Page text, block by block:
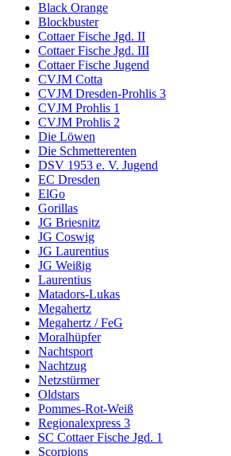
Black Orange
Blockbuster
Cottaer Fische Jgd. II
Cottaer Fische Jgd. III
Cottaer Fische Jugend
CVJM Cotta
CVJM Dresden-Prohlis 3
CVJM Prohlis 1
CVJM Prohlis 2
Die Löwen
Die Schmetterenten
DSV 1953 e. V. Jugend
EC Dresden
ElGo
Gorillas
JG Briesnitz
JG Coswig
JG Laurentius
JG Weißig
Laurentius
Matadors-Lukas
Megahertz
Megahertz / FeG
Moralhüpfer
Nachtsport
Nachtzug
Netzstürmer
Oldstars
Pommes-Rot-Weiß
Regionalexpress 3
SC Cottaer Fische Jgd. 1
Scorpions